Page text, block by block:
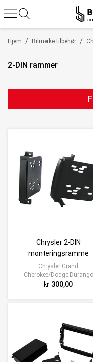
/
Hjem /
Bilmerke tilbehør
2-DIN rammer
PRIS
300
Nullstill
Chrysler 2-DIN
monteringsramme
Chrysler Grand
Cherokee/Dodge Durango
kr 300,00